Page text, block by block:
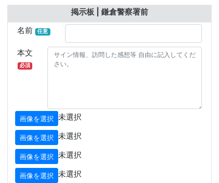
掲示板 | 鎌倉警察署前
名前
任意
本文
必須
画像を選択 未選択
画像を選択 未選択
画像を選択 未選択
画像を選択 未選択